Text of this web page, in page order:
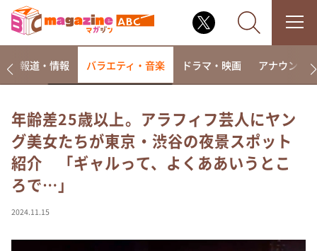
なるみ・岡村の過ぎるTV
相席食堂
これ余談なんですけど・・・
～人生密着トークバラエティ！～ やすとものいたっ
て真剣です
探偵！ナイトスクープ
報道・情報 バラエティ・音楽 ドラマ・映画 アナウンサー
年齢差25歳以上。アラフィフ芸人にヤン
グ美女たちが東京・渋谷の夜景スポット
紹介 「ギャルって、よくああいうとこ
ろで…」
2024.11.15